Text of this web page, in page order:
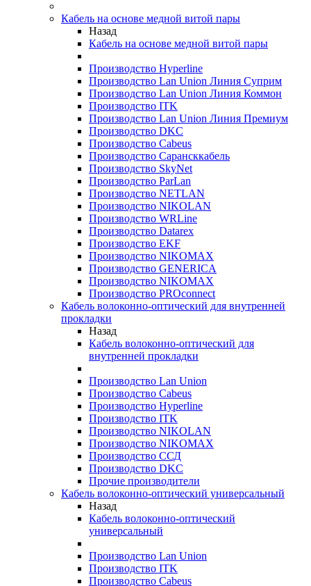
Кабель на основе медной витой пары
Назад
Кабель на основе медной витой пары
Производство Hyperline
Производство Lan Union Линия Суприм
Производство Lan Union Линия Коммон
Производство ITK
Производство Lan Union Линия Премиум
Производство DKC
Производство Cabeus
Производство Сарансккабель
Производство SkyNet
Производство ParLan
Производство NETLAN
Производство NIKOLAN
Производство WRLine
Производство Datarex
Производство EKF
Производство NIKOMAX
Производство GENERICA
Производство NIKOMAX
Производство PROconnect
Кабель волоконно-оптический для внутренней
прокладки
Назад
Кабель волоконно-оптический для
внутренней прокладки
Производство Lan Union
Производство Cabeus
Производство Hyperline
Производство ITK
Производство NIKOLAN
Производство NIKOMAX
Производство ССД
Производство DKC
Прочие производители
Кабель волоконно-оптический универсальный
Назад
Кабель волоконно-оптический
универсальный
Производство Lan Union
Производство ITK
Производство Cabeus